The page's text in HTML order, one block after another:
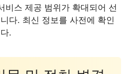
비스 제공 범위가 확대되어 선
다. 최신 정보를 사전에 확인
.